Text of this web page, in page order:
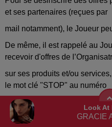
Look At
GRACIE
et ses partenaires (reçues par
mail notamment), le Joueur
De même, il est rappelé au
recevoir d'offres de
sur ses produits et/ou
le mot clé "STOP" au numéro
court indiqué sur le support de
ARTICLE 13